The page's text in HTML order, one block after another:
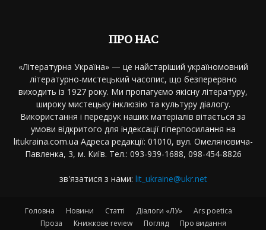
ПРО НАС
«Літературна Україна» — це найстаріший україномовний
літературно-мистецький часопис, що безперервно
виходить із 1927 року. Ми пропагуємо якісну літературу,
широку мистецьку інклюзію та культуру діалогу.
Використання і передрук наших матеріалів вітається за
умови відкритого для індексації гіперпосилання на
litukraina.com.ua Адреса редакції: 01010, вул. Омеляновича-
Павленка, 3, м. Київ. Тел.: 093-939-1688, 098-454-8826
зв'язатися з нами: lit_ukraine@ukr.net
Головна Новини Статті Діалоги «ЛУ»
Ars poetica
Проза
Книжкове review Погляд Про видання